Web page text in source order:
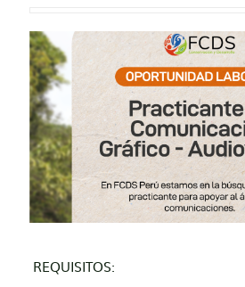
REQUISITOS: